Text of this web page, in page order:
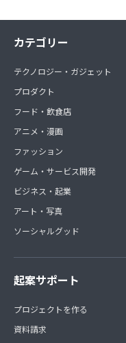
カテゴリー
テクノロジー・ガジェット
プロダクト
フード・飲食店
アニメ・漫画
ファッション
ゲーム・サービス開発
ビジネス・起業
アート・写真
ソーシャルグッド
起案サポート
プロジェクトを作る
資料請求